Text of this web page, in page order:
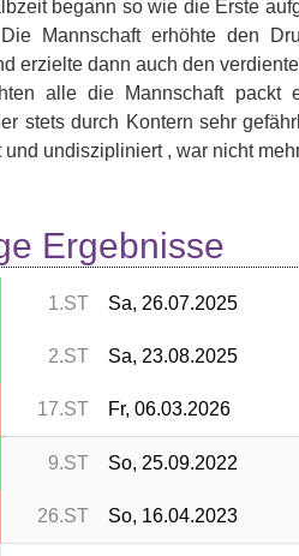
begann so wie die Erste
Die Mannschaft erhöhte den
erzielte dann auch den
alle die Mannschaft
stets durch Kontern sehr
und undiszipliniert , war nicht
Ergebnisse
1.ST Sa, 26.07.2025
2.ST Sa, 23.08.2025
17.ST Fr, 06.03.2026
9.ST So, 25.09.2022
26.ST So, 16.04.2023